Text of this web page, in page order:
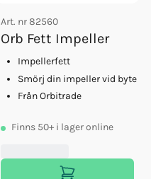
Art. nr82560
Orb Fett Impeller
Impellerfett
Smörj din impeller vid byte
Från Orbitrade
Finns 50+ i lager online